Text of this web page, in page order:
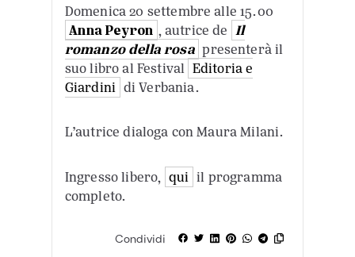
Domenica 20 settembre alle 15.00
Anna Peyron , autrice de Il
romanzo della rosa presenterà il
suo libro al Festival Editoria e
Giardini di Verbania.
L’autrice dialoga con Maura Milani.
Ingresso libero, qui il programma
completo.
Condividi